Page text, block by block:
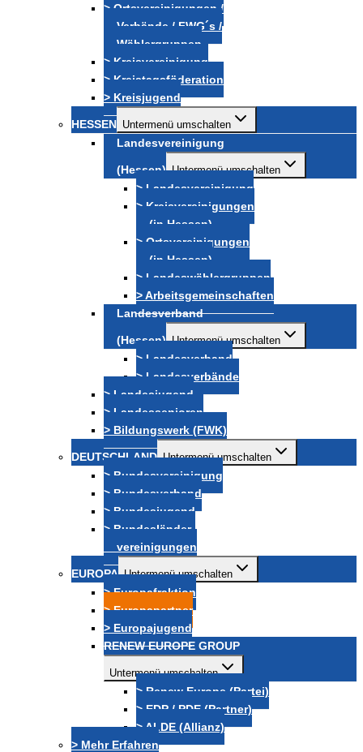
> Ortsvereinigungen /
Verbände / FWG´s /
Wählergruppen
> Kreisvereinigung
> Kreistagsföderation
> Kreisjugend
HESSEN Untermenü umschalten
Landesvereinigung
(Hessen) Untermenü umschalten
> Landesvereinigung
> Kreisvereinigungen
(in Hessen)
> Ortsvereinigungen
(in Hessen)
> Landeswählergruppen
> Arbeitsgemeinschaften
Landesverband
(Hessen) Untermenü umschalten
> Landesverband
> Landesverbände
> Landesjugend
> Landessenioren
> Bildungswerk (FWK)
DEUTSCHLAND Untermenü umschalten
> Bundesvereinigung
> Bundesverband
> Bundesjugend
> Bundesländer-
vereinigungen
EUROPA Untermenü umschalten
> Europafraktion
> Europapartner
> Europajugend
RENEW EUROPE GROUP
Untermenü umschalten
> Renew Europe (Partei)
> EDP / PDE (Partner)
> ALDE (Allianz)
> Mehr Erfahren